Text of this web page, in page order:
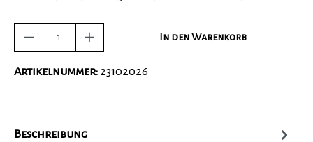
In den Warenkorb
Artikelnummer: 23102026
Beschreibung